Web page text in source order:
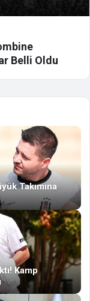
Belli Oldu
Takımına
Kamp